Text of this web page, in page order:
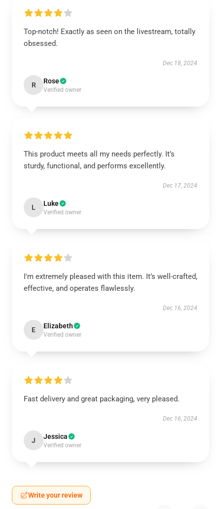
Top-notch! Exactly as seen on the livestream, totally
obsessed.
Dec 18, 2024
R Rose
Verified owner
This product meets all my needs perfectly. It’s
sturdy, functional, and performs excellently.
Dec 17, 2024
L Luke
Verified owner
I'm extremely pleased with this item. It’s well-crafted,
effective, and operates flawlessly.
Dec 16, 2024
E Elizabeth
Verified owner
Fast delivery and great packaging, very pleased.
Dec 16, 2024
J Jessica
Verified owner
Write your review